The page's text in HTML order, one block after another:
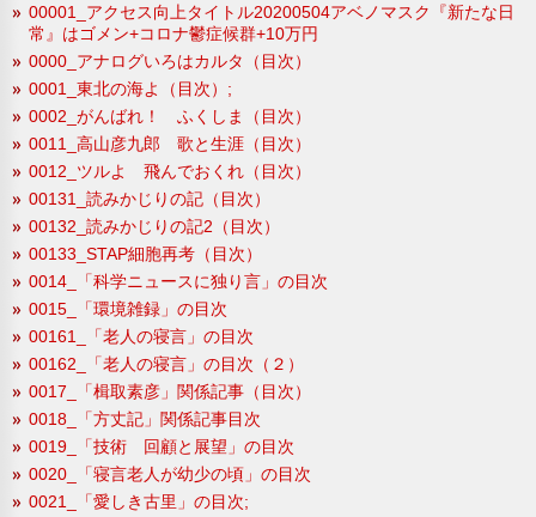
00001_アクセス向上タイトル20200504アベノマスク『新たな日
常』はゴメン+コロナ鬱症候群+10万円
0000_アナログいろはカルタ（目次）
0001_東北の海よ（目次）;
0002_がんばれ！ ふくしま（目次）
0011_高山彦九郎 歌と生涯（目次）
0012_ツルよ 飛んでおくれ（目次）
00131_読みかじりの記（目次）
00132_読みかじりの記2（目次）
00133_STAP細胞再考（目次）
0014_「科学ニュースに独り言」の目次
0015_「環境雑録」の目次
00161_「老人の寝言」の目次
00162_「老人の寝言」の目次（２）
0017_「楫取素彦」関係記事（目次）
0018_「方丈記」関係記事目次
0019_「技術 回顧と展望」の目次
0020_「寝言老人が幼少の頃」の目次
0021_「愛しき古里」の目次;